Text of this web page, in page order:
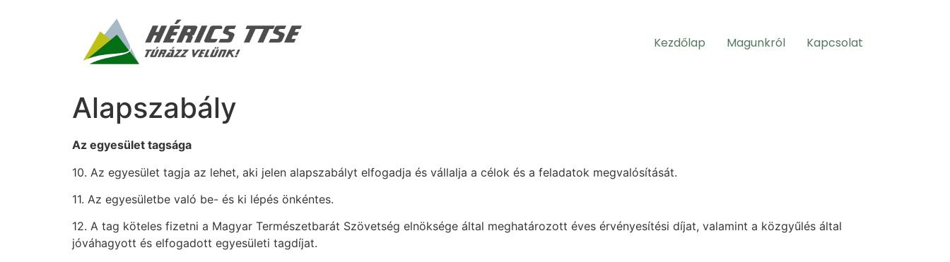
Kezdőlap Magunkról Kapcsolat
Alapszabály
Az egyesület tagsága
10. Az egyesület tagja az lehet, aki jelen alapszabályt elfogadja és vállalja a célok és a feladatok megvalósítását.
11. Az egyesületbe való be- és ki lépés önkéntes.
12. A tag köteles fizetni a Magyar Természetbarát Szövetség elnöksége által meghatározott éves érvényesítési díjat, valamint a közgyűlés által
jóváhagyott és elfogadott egyesületi tagdíjat.